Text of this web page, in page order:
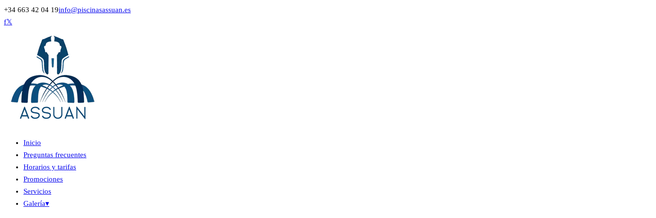
+34 663 42 04 19info@piscinasassuan.es
f𝕏
Inicio
Preguntas frecuentes
Horarios y tarifas
Promociones
Servicios
Galería▾